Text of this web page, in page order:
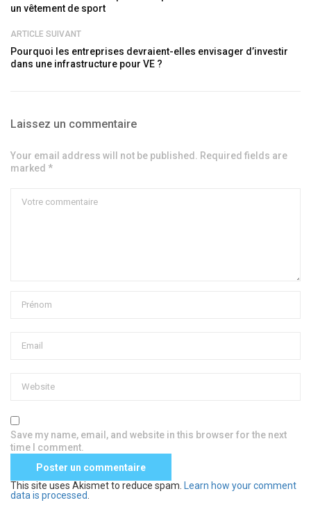
un vêtement de sport
ARTICLE SUIVANT
Pourquoi les entreprises devraient-elles envisager d’investir
dans une infrastructure pour VE ?
Laissez un commentaire
Your email address will not be published. Required fields are
marked *
Save my name, email, and website in this browser for the next
time I comment.
This site uses Akismet to reduce spam.
Learn how your comment
data is processed